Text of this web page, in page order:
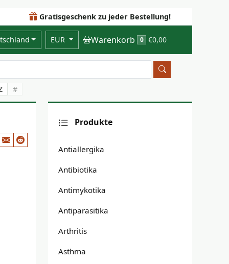
Gratisgeschenk zu jeder Bestellung!
EUR Warenkorb 0 €0,00
#
Produkte
Antiallergika
Antibiotika
Antimykotika
Antiparasitika
Arthritis
Asthma